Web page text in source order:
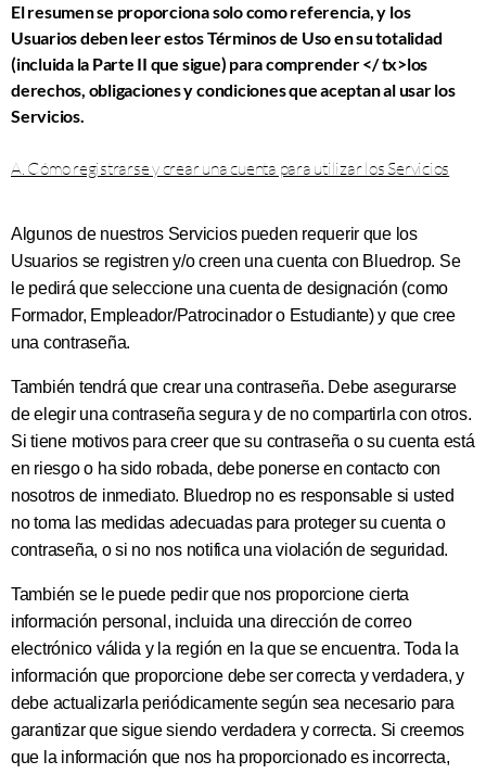
El resumen se proporciona solo como referencia, y los
Usuarios deben leer estos Términos de Uso en su totalidad
(incluida la Parte II que sigue) para comprender </ tx>los
derechos, obligaciones y condiciones que aceptan al usar los
Servicios.
A. Cómo registrarse y crear una cuenta para utilizar los Servicios
Algunos de nuestros Servicios pueden requerir que los
Usuarios se registren y/o creen una cuenta con Bluedrop. Se
le pedirá que seleccione una cuenta de designación (como
Formador, Empleador/Patrocinador o Estudiante) y que cree
una contraseña.
También tendrá que crear una contraseña. Debe asegurarse
de elegir una contraseña segura y de no compartirla con otros.
Si tiene motivos para creer que su contraseña o su cuenta está
en riesgo o ha sido robada, debe ponerse en contacto con
nosotros de inmediato. Bluedrop no es responsable si usted
no toma las medidas adecuadas para proteger su cuenta o
contraseña, o si no nos notifica una violación de seguridad.
También se le puede pedir que nos proporcione cierta
información personal, incluida una dirección de correo
electrónico válida y la región en la que se encuentra. Toda la
información que proporcione debe ser correcta y verdadera, y
debe actualizarla periódicamente según sea necesario para
garantizar que sigue siendo verdadera y correcta. Si creemos
que la información que nos ha proporcionado es incorrecta,